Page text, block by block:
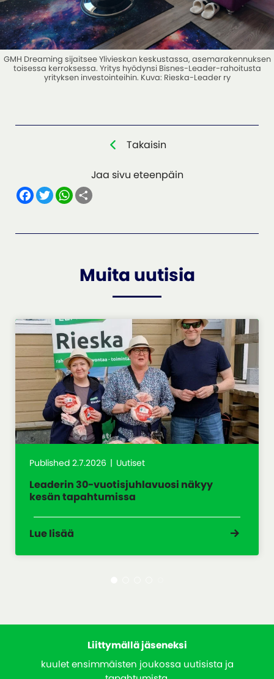
GMH Dreaming sijaitsee Ylivieskan keskustassa, asemarakennuksen
toisessa kerroksessa. Yritys hyödynsi Bisnes-Leader-rahoitusta
yrityksen investointeihin. Kuva: Rieska-Leader ry
Takaisin
Jaa sivu eteenpäin
F
a
b
T
w
t
W
h
s e
Muita uutisia
Published 2.7.2026 Uutiset
Leaderin 30-vuotisjuhlavuosi näkyy
kesän tapahtumissa
Lue lisää
Liittymällä jäseneksi
kuulet ensimmäisten joukossa uutisista ja